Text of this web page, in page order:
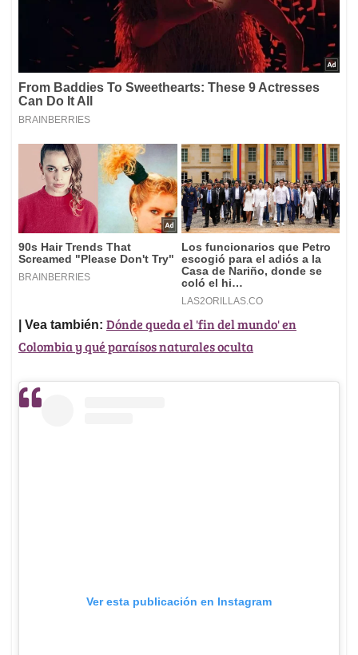
| Vea también: Dónde queda el 'fin del mundo' en
Colombia y qué paraísos naturales oculta
Ver esta publicación en Instagram